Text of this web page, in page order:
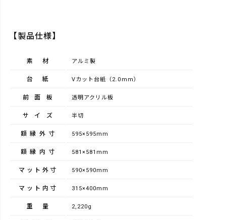
【製品仕様】
素材 アルミ製
台紙 Vカット台紙（2.0mm）
前面板 透明アクリル板
サイズ 半切
額縁外寸 595×595mm
額縁内寸 581×581mm
マット外寸 590×590mm
マット内寸 315×400mm
重量 2,220g